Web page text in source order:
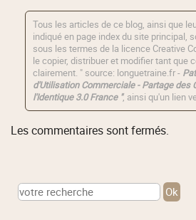
Tous les articles de ce blog, ainsi que
indiqué en page index du site principal,
sous les termes de la licence Creative
le copier, distribuer et modifier tant que
clairement. " source: longuetraine.fr -
d'Utilisation Commerciale - Partage des
l'Identique 3.0 France ", ainsi qu'un lien
Les commentaires sont fermés.